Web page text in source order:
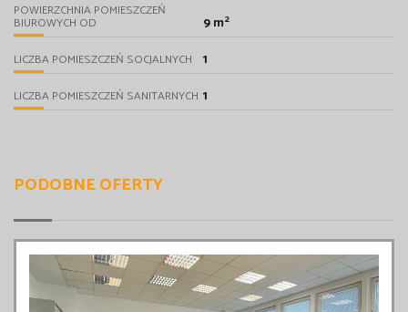
POWIERZCHNIA POMIESZCZEŃ
BIUROWYCH OD 9 m2
LICZBA POMIESZCZEŃ SOCJALNYCH 1
LICZBA POMIESZCZEŃ SANITARNYCH 1
PODOBNE OFERTY